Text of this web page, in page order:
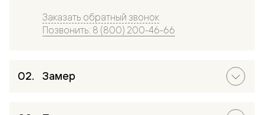
Заказать обратный звонок
Позвонить: 8 (800) 200-46-66
Замер